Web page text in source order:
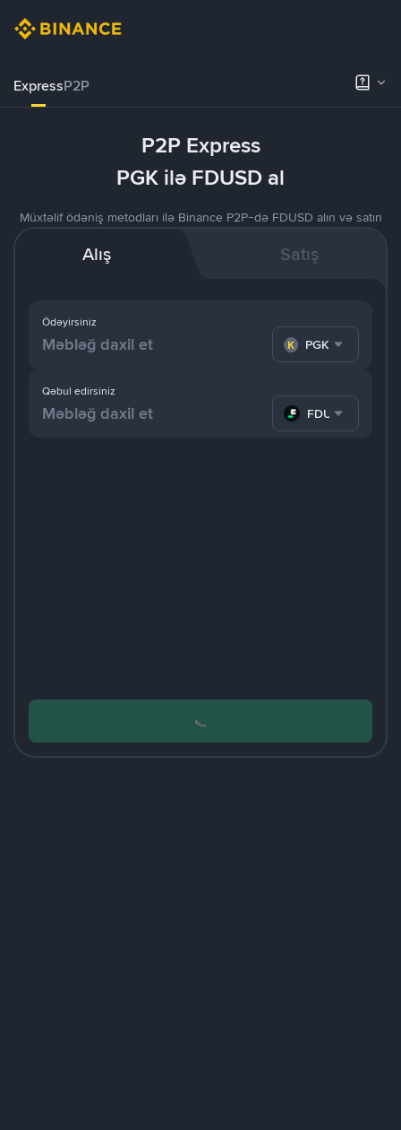
ExpressP2P
P2P Express
PGK ilə FDUSD al
Müxtəlif ödəniş metodları ilə Binance P2P-də FDUSD alın və satın
Alış Satış
Ödəyirsiniz
PGK
Qəbul edirsiniz
FDUSD